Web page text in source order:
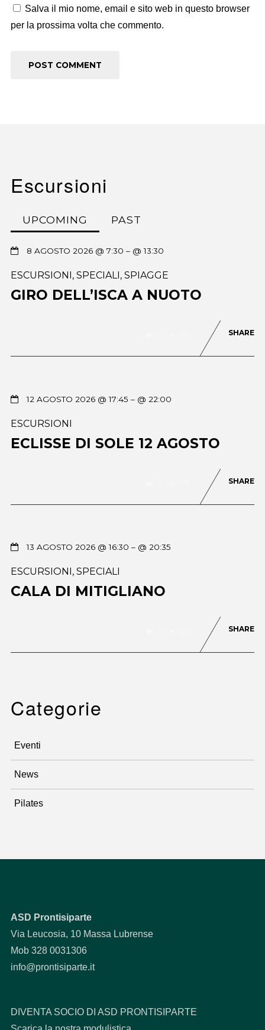
Salva il mio nome, email e sito web in questo browser
per la prossima volta che commento.
Escursioni
UPCOMING PAST
8 AGOSTO 2026 @ 7:30 – @ 13:30
ESCURSIONI , SPECIALI , SPIAGGE
GIRO DELL’ISCA A NUOTO
SHARE
12 AGOSTO 2026 @ 17:45 – @ 22:00
ESCURSIONI
ECLISSE DI SOLE 12 AGOSTO
SHARE
13 AGOSTO 2026 @ 16:30 – @ 20:35
ESCURSIONI, SPECIALI
CALA DI MITIGLIANO
SHARE
Categorie
Eventi
News
Pilates
ASD Prontisiparte
Via Leucosia, 10 Massa Lubrense
Mob 328 0031306
info@prontisiparte.it
DIVENTA SOCIO DI ASD PRONTISIPARTE